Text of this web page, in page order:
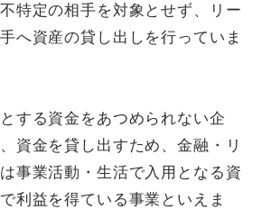
特定の相手を対象とせず、リー
へ資産の貸し出しを行っていま
する資金をあつめられない企
資金を貸し出すため、金融・リ
事業活動・生活で入用となる資
利益を得ている事業といえま